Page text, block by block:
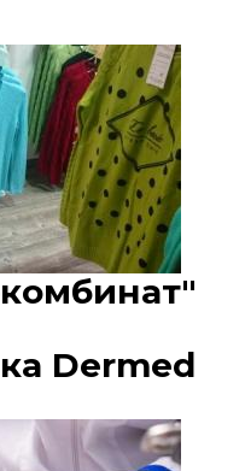
Dermed